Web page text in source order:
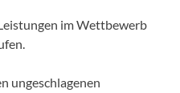
im Wettbewerb
ungeschlagenen